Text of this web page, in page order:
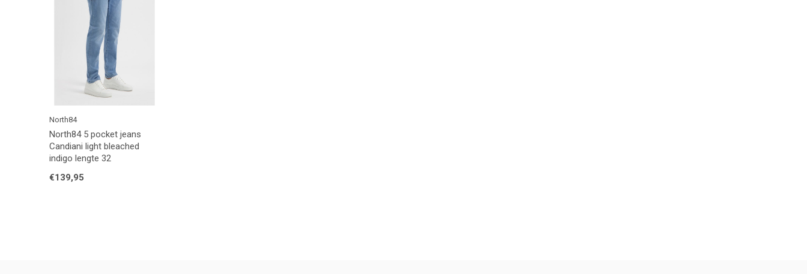
North84
North84 5 pocket jeans
Candiani light bleached
indigo lengte 32
€139,95